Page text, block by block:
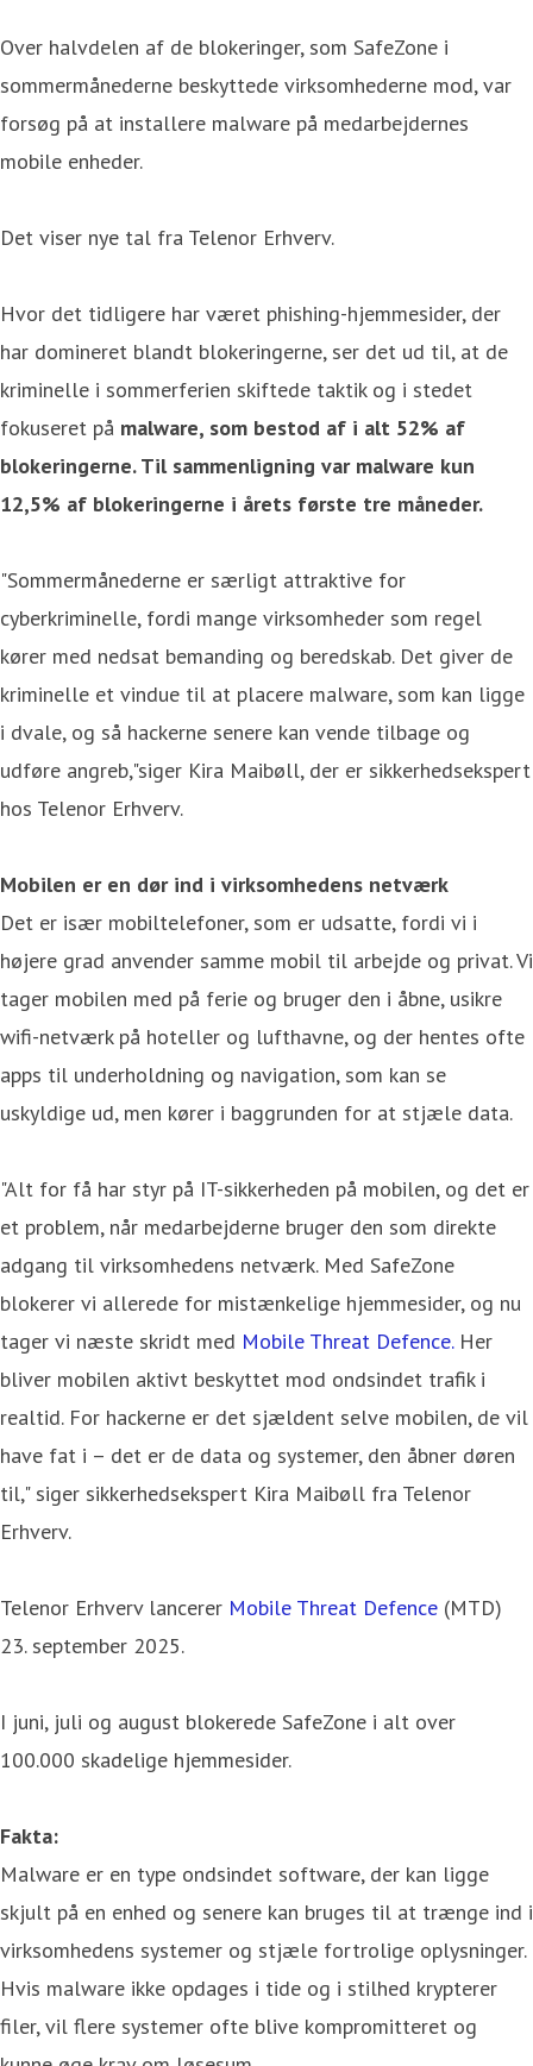
Over halvdelen af de blokeringer, som SafeZone i
sommermånederne beskyttede virksomhederne mod, var
forsøg på at installere malware på medarbejdernes
mobile enheder.
Det viser nye tal fra Telenor Erhverv.
Hvor det tidligere har været phishing-hjemmesider, der
har domineret blandt blokeringerne, ser det ud til, at de
kriminelle i sommerferien skiftede taktik og i stedet
fokuseret på malware, som bestod af i alt 52% af
blokeringerne. Til sammenligning var malware kun
12,5% af blokeringerne i årets første tre måneder.
"Sommermånederne er særligt attraktive for
cyberkriminelle, fordi mange virksomheder som regel
kører med nedsat bemanding og beredskab. Det giver de
kriminelle et vindue til at placere malware, som kan ligge
i dvale, og så hackerne senere kan vende tilbage og
udføre angreb,"siger Kira Maibøll, der er sikkerhedsekspert
hos Telenor Erhverv.
Mobilen er en dør ind i virksomhedens netværk
Det er især mobiltelefoner, som er udsatte, fordi vi i
højere grad anvender samme mobil til arbejde og privat. Vi
tager mobilen med på ferie og bruger den i åbne, usikre
wifi-netværk på hoteller og lufthavne, og der hentes ofte
apps til underholdning og navigation, som kan se
uskyldige ud, men kører i baggrunden for at stjæle data.
"Alt for få har styr på IT-sikkerheden på mobilen, og det er
et problem, når medarbejderne bruger den som direkte
adgang til virksomhedens netværk. Med SafeZone
blokerer vi allerede for mistænkelige hjemmesider, og nu
tager vi næste skridt med Mobile Threat Defence.Her
bliver mobilen aktivt beskyttet mod ondsindet trafik i
realtid. For hackerne er det sjældent selve mobilen, de vil
have fat i – det er de data og systemer, den åbner døren
til," siger sikkerhedsekspert Kira Maibøll fra Telenor
Erhverv.
Telenor Erhverv lancerer Mobile Threat Defence (MTD)
23. september 2025.
I juni, juli og august blokerede SafeZone i alt over
100.000 skadelige hjemmesider.
Fakta:
Malware er en type ondsindet software, der kan ligge
skjult på en enhed og senere kan bruges til at trænge ind i
virksomhedens systemer og stjæle fortrolige oplysninger.
Hvis malware ikke opdages i tide og i stilhed krypterer
filer, vil flere systemer ofte blive kompromitteret og